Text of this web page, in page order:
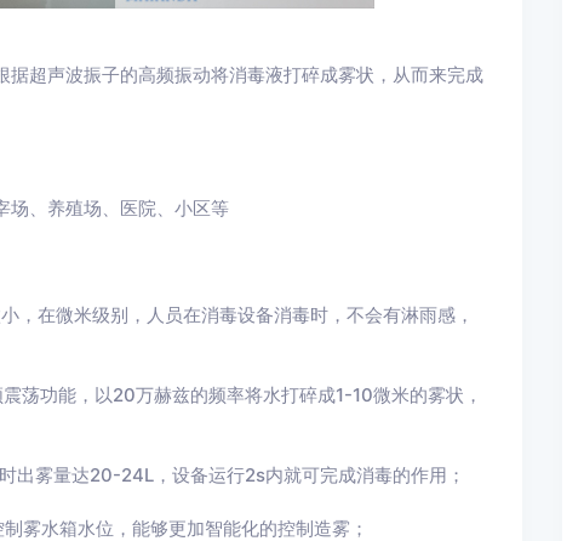
超声波振子的高频振动将消毒液打碎成雾状，从而来完成
、养殖场、医院、小区等
在微米级别，人员在消毒设备消毒时，不会有淋雨感，
功能，以20万赫兹的频率将水打碎成1-10微米的雾状，
雾量达20-24L，设备运行2s内就可完成消毒的作用；
水箱水位，能够更加智能化的控制造雾；